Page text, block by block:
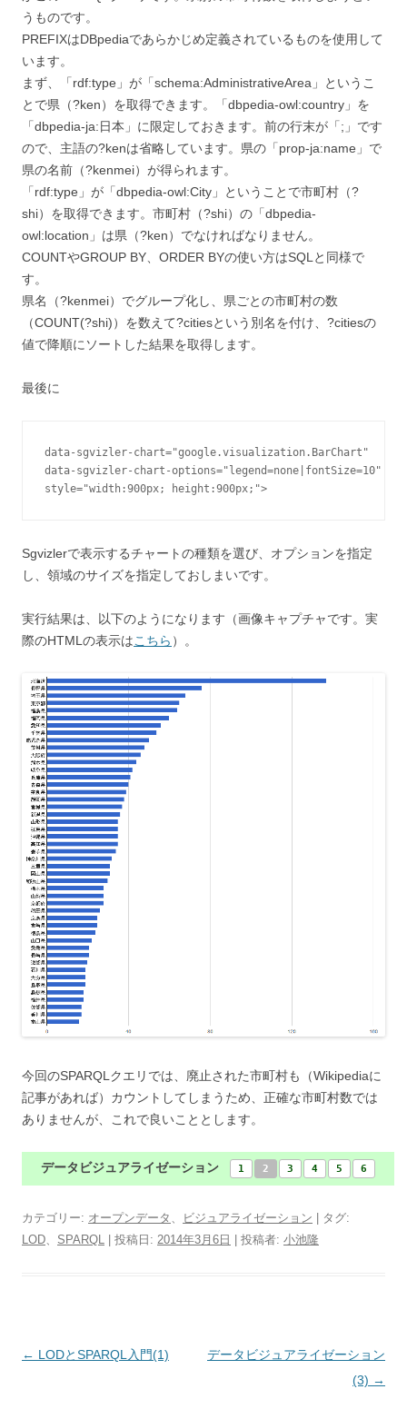
うものです。
PREFIXはDBpediaであらかじめ定義されているものを使用して
います。
まず、「rdf:type」が「schema:AdministrativeArea」というこ
とで県（?ken）を取得できます。「dbpedia-owl:country」を
「dbpedia-ja:日本」に限定しておきます。前の行末が「;」です
ので、主語の?kenは省略しています。県の「prop-ja:name」で
県の名前（?kenmei）が得られます。
「rdf:type」が「dbpedia-owl:City」ということで市町村（?
shi）を取得できます。市町村（?shi）の「dbpedia-
owl:location」は県（?ken）でなければなりません。
COUNTやGROUP BY、ORDER BYの使い方はSQLと同様で
す。
県名（?kenmei）でグループ化し、県ごとの市町村の数
（COUNT(?shi)）を数えて?citiesという別名を付け、?citiesの
値で降順にソートした結果を取得します。
最後に
data-sgvizler-chart="google.visualization.BarChart"
data-sgvizler-chart-options="legend=none|fontSize=10"
Sgvizlerで表示するチャートの種類を選び、オプションを指定
し、領域のサイズを指定しておしまいです。
実行結果は、以下のようになります（画像キャプチャです。実
際のHTMLの表示はこちら ）。
今回のSPARQLクエリでは、廃止された市町村も（Wikipediaに
記事があれば）カウントしてしまうため、正確な市町村数では
ありませんが、これで良いこととします。
データビジュアライゼーション 1 2 3 4 5 6
カテゴリー: オープンデータ 、 ビジュアライゼーション | タグ:
LOD、 SPARQL | 投稿日: 2014年3月6日 投稿者: 小池隆
投
← LODとSPARQL入門(1)
データビジュアライゼーション
(3) →